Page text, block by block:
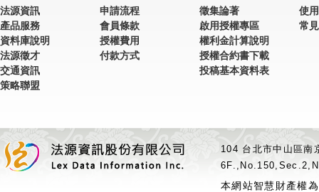
法源資訊
產品服務
資料庫說明
法源徵才
交通資訊
策略聯盟
申請流程
會員條款
授權費用
付款方式
徵集論著
啟用授權專區
權利金計算說明
授權合約書下載
投稿基本資料表
使
常
104 台北市中山區
本網站智慧財產權